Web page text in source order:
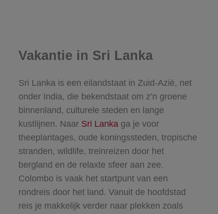
Vakantie in Sri Lanka
Sri Lanka is een eilandstaat in Zuid-Azië, net
onder India, die bekendstaat om z’n groene
binnenland, culturele steden en lange
kustlijnen. Naar Sri Lankaga je voor
theeplantages, oude koningssteden, tropische
stranden, wildlife, treinreizen door het
bergland en de relaxte sfeer aan zee.
Colombo is vaak het startpunt van een
rondreis door het land. Vanuit de hoofdstad
reis je makkelijk verder naar plekken zoals